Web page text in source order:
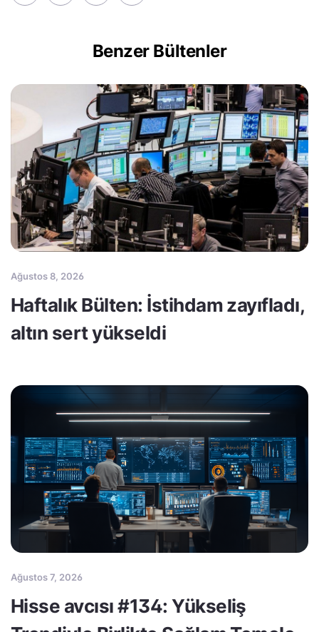
Benzer Bültenler
Ağustos 8, 2026
Haftalık Bülten: İstihdam zayıfladı,
altın sert yükseldi
Ağustos 7, 2026
Hisse avcısı #134: Yükseliş